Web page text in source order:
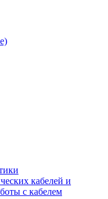
кабелей и
с кабелем